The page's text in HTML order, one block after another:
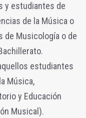
y estudiantes de
de la Música o
de Musicología o de
estudiantes
Música,
y Educación
Musical).